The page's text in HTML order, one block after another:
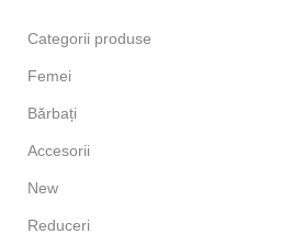
Categorii produse
Femei
Bărbați
Accesorii
New
Reduceri